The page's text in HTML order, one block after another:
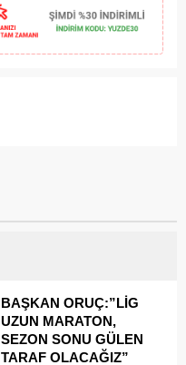
BAŞKAN ORUÇ:”LİG
UZUN MARATON,
SEZON SONU GÜLEN
TARAF OLACAĞIZ”